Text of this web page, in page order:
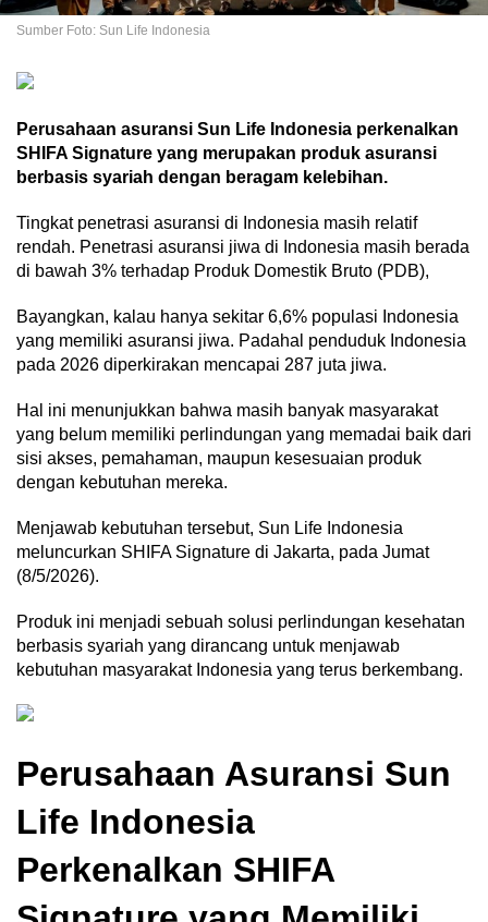
Sumber Foto: Sun Life Indonesia
Perusahaan asuransi Sun Life Indonesia perkenalkan
SHIFA Signature yang merupakan produk asuransi
berbasis syariah dengan beragam kelebihan.
Tingkat penetrasi asuransi di Indonesia masih relatif
rendah. Penetrasi asuransi jiwa di Indonesia masih berada
di bawah 3% terhadap Produk Domestik Bruto (PDB),
Bayangkan, kalau hanya sekitar 6,6% populasi Indonesia
yang memiliki asuransi jiwa. Padahal penduduk Indonesia
pada 2026 diperkirakan mencapai 287 juta jiwa.
Hal ini menunjukkan bahwa masih banyak masyarakat
yang belum memiliki perlindungan yang memadai baik dari
sisi akses, pemahaman, maupun kesesuaian produk
dengan kebutuhan mereka.
Menjawab kebutuhan tersebut, Sun Life Indonesia
meluncurkan SHIFA Signature di Jakarta, pada Jumat
(8/5/2026).
Produk ini menjadi sebuah solusi perlindungan kesehatan
berbasis syariah yang dirancang untuk menjawab
kebutuhan masyarakat Indonesia yang terus berkembang.
Perusahaan Asuransi Sun
Life Indonesia
Perkenalkan SHIFA